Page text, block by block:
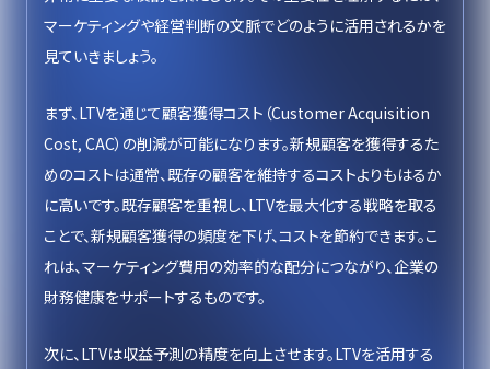
マーケティングや経営判断の文脈でどのように活用されるかを
見ていきましょう。
まず、LTVを通じて顧客獲得コスト（Customer Acquisition
Cost, CAC）の削減が可能になります。新規顧客を獲得するた
めのコストは通常、既存の顧客を維持するコストよりもはるか
に高いです。既存顧客を重視し、LTVを最大化する戦略を取る
ことで、新規顧客獲得の頻度を下げ、コストを節約できます。こ
れは、マーケティング費用の効率的な配分につながり、企業の
財務健康をサポートするものです。
次に、LTVは収益予測の精度を向上させます。LTVを活用する